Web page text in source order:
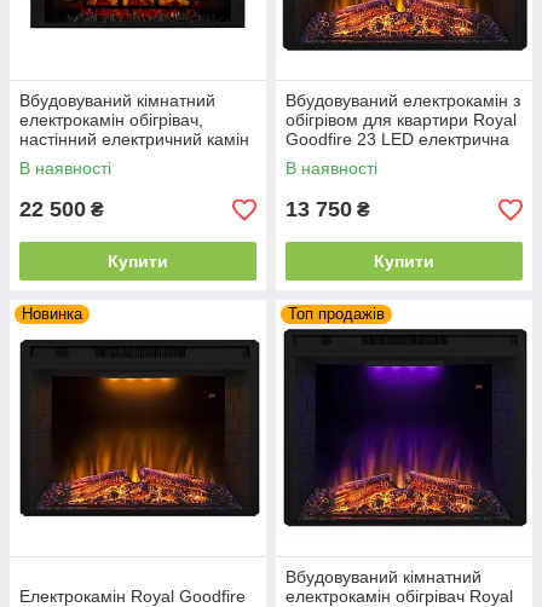
Вбудовуваний кімнатний
електрокамін обігрівач,
настінний електричний камін
Dimplex Symphony XHD 26
(XHD26L-INT)
В наявності
22 500 ₴
Купити
Вбудовуваний електрокамін з
обігрівом для квартири Royal
Goodfire 23 LED електрична
вставка (зі звуком)
В наявності
13 750 ₴
Купити
Новинка
Електрокамін Royal Goodfire
Топ продажів
Вбудовуваний кімнатний
електрокамін обігрівач Royal